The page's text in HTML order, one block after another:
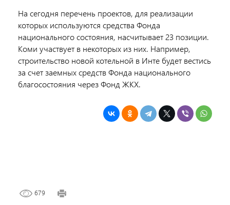
На сегодня перечень проектов, для реализации
которых используются средства Фонда
национального состояния, насчитывает 23 позиции.
Коми участвует в некоторых из них. Например,
строительство новой котельной в Инте будет вестись
за счет заемных средств Фонда национального
благосостояния через Фонд ЖКХ.
679